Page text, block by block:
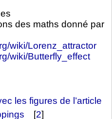
des maths donné par
wiki/Lorenz_attractor
wiki/Butterfly_effect
les figures de l’article
[2]